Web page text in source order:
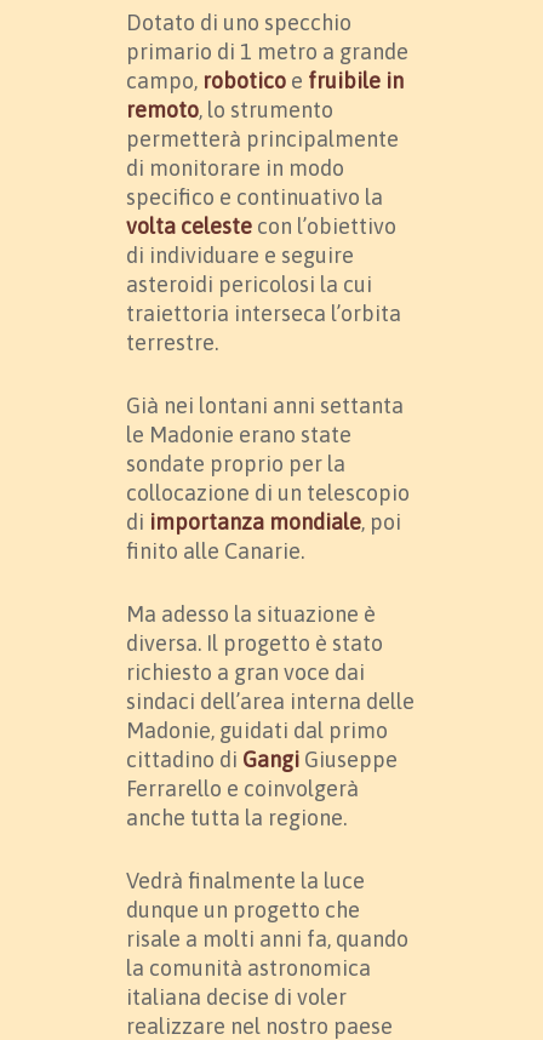
Dotato di uno specchio
primario di 1 metro a grande
campo, robotico e fruibile in
remoto, lo strumento
permetterà principalmente
di monitorare in modo
specifico e continuativo la
volta celeste con l’obiettivo
di individuare e seguire
asteroidi pericolosi la cui
traiettoria interseca l’orbita
terrestre.
Già nei lontani anni settanta
le Madonie erano state
sondate proprio per la
collocazione di un telescopio
di importanza mondiale, poi
finito alle Canarie.
Ma adesso la situazione è
diversa. Il progetto è stato
richiesto a gran voce dai
sindaci dell’area interna delle
Madonie, guidati dal primo
cittadino di Gangi Giuseppe
Ferrarello e coinvolgerà
anche tutta la regione.
Vedrà finalmente la luce
dunque un progetto che
risale a molti anni fa, quando
la comunità astronomica
italiana decise di voler
realizzare nel nostro paese